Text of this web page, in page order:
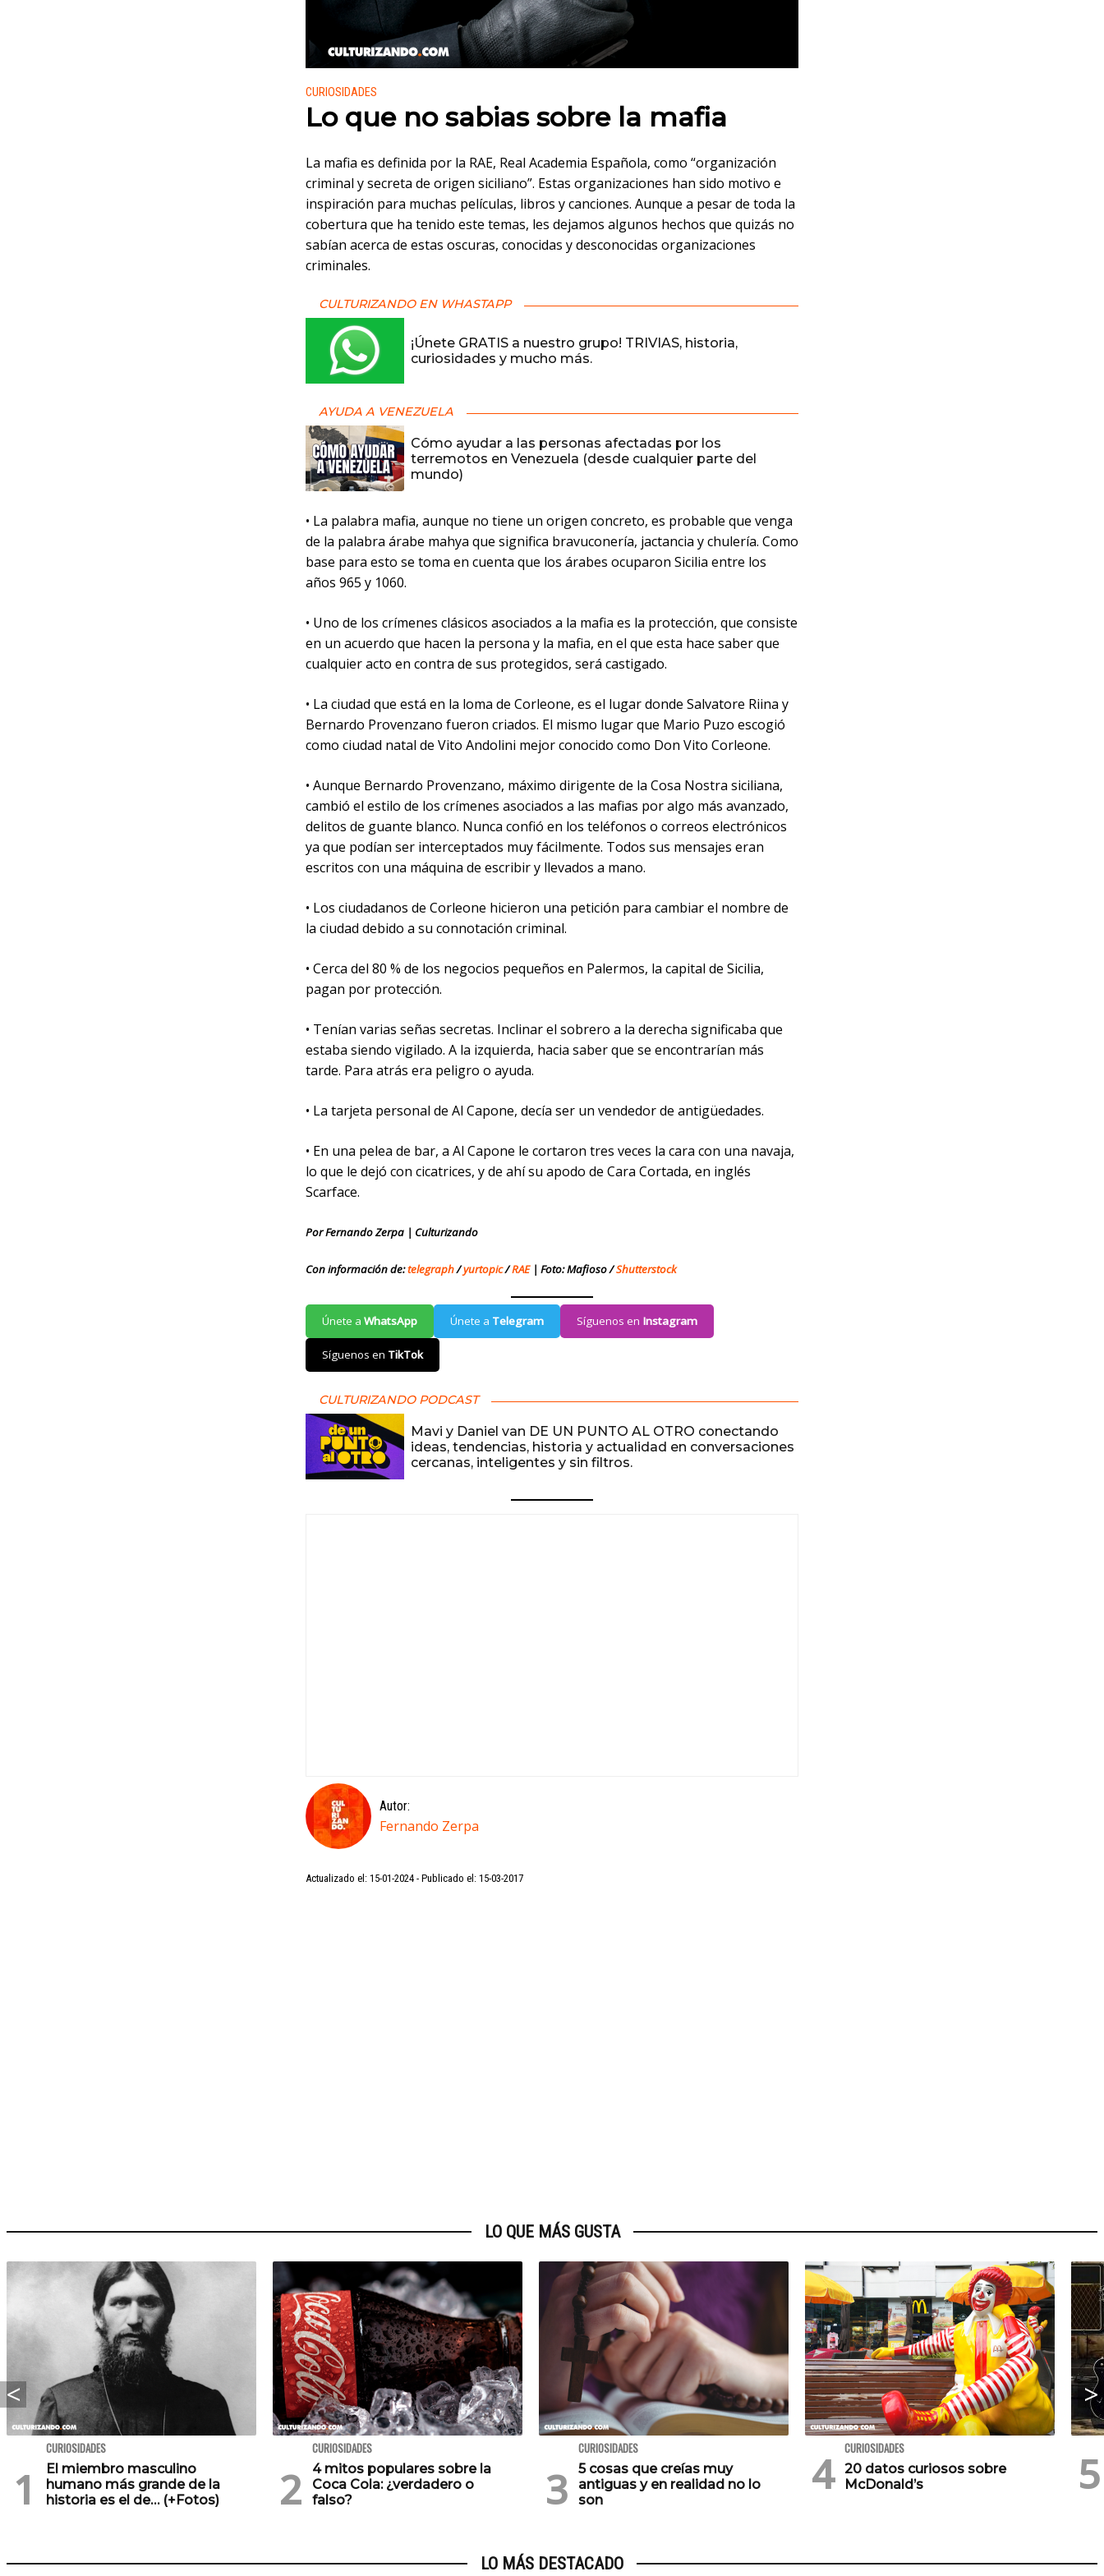
Publicado en:
CURIOSIDADES
Lo que no sabias sobre la mafia
La mafia es definida por la RAE, Real Academia Española, como “organización
criminal y secreta de origen siciliano”. Estas organizaciones han sido motivo e
inspiración para muchas películas, libros y canciones. Aunque a pesar de toda la
cobertura que ha tenido este temas, les dejamos algunos hechos que quizás no
sabían acerca de estas oscuras, conocidas y desconocidas organizaciones
criminales.
CULTURIZANDO EN WHASTAPP
¡Únete GRATIS a nuestro grupo! TRIVIAS, historia,
curiosidades y mucho más.
AYUDA A VENEZUELA
Cómo ayudar a las personas afectadas por los
terremotos en Venezuela (desde cualquier parte del
mundo)
• La palabra mafia, aunque no tiene un origen concreto, es probable que venga
de la palabra árabe mahya que significa bravuconería, jactancia y chulería. Como
base para esto se toma en cuenta que los árabes ocuparon Sicilia entre los
años 965 y 1060.
• Uno de los crímenes clásicos asociados a la mafia es la protección, que consiste
en un acuerdo que hacen la persona y la mafia, en el que esta hace saber que
cualquier acto en contra de sus protegidos, será castigado.
• La ciudad que está en la loma de Corleone, es el lugar donde Salvatore Riina y
Bernardo Provenzano fueron criados. El mismo lugar que Mario Puzo escogió
como ciudad natal de Vito Andolini mejor conocido como Don Vito Corleone.
• Aunque Bernardo Provenzano, máximo dirigente de la Cosa Nostra siciliana,
cambió el estilo de los crímenes asociados a las mafias por algo más avanzado,
delitos de guante blanco. Nunca confió en los teléfonos o correos electrónicos
ya que podían ser interceptados muy fácilmente. Todos sus mensajes eran
escritos con una máquina de escribir y llevados a mano.
• Los ciudadanos de Corleone hicieron una petición para cambiar el nombre de
la ciudad debido a su connotación criminal.
• Cerca del 80 % de los negocios pequeños en Palermos, la capital de Sicilia,
pagan por protección.
• Tenían varias señas secretas. Inclinar el sobrero a la derecha significaba que
estaba siendo vigilado. A la izquierda, hacia saber que se encontrarían más
tarde. Para atrás era peligro o ayuda.
• La tarjeta personal de Al Capone, decía ser un vendedor de antigüedades.
• En una pelea de bar, a Al Capone le cortaron tres veces la cara con una navaja,
lo que le dejó con cicatrices, y de ahí su apodo de Cara Cortada, en inglés
Scarface.
Por Fernando Zerpa | Culturizando
Con información de:telegraph/yurtopic/RAE| Foto: Mafioso /Shutterstock
Únete a WhatsApp Únete a Telegram Síguenos en Instagram
Síguenos en TikTok
CULTURIZANDO PODCAST
Mavi y Daniel van DE UN PUNTO AL OTRO conectando
ideas, tendencias, historia y actualidad en conversaciones
cercanas, inteligentes y sin filtros.
Autor:
Fernando Zerpa
Actualizado el: 15-01-2024 Publicado el: 15-03-2017
LO QUE MÁS GUSTA
CURIOSIDADES
El miembro masculino
humano más grande de la
historia es el de… (+Fotos)
CURIOSIDADES
4 mitos populares sobre la
Coca Cola: ¿verdadero o
falso?
CURIOSIDADES
5 cosas que creías muy
antiguas y en realidad no lo
son
CURIOSIDADES
20 datos curiosos sobre
McDonald’s
LO MÁS DESTACADO